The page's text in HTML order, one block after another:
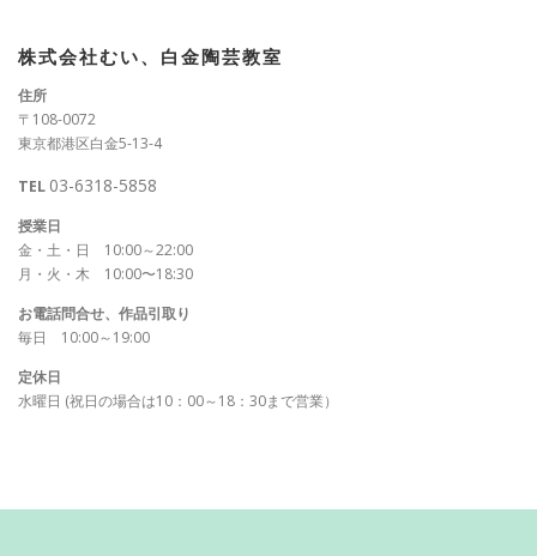
株式会社むい、白金陶芸教室
住所
〒108-0072
東京都港区白金5-13-4
TEL 03-6318-5858
授業日
金・土・日 10:00～22:00
月・火・木 10:00〜18:30
お電話問合せ、作品引取り
毎日 10:00～19:00
定休日
水曜日 (祝日の場合は10：00～18：30まで営業）